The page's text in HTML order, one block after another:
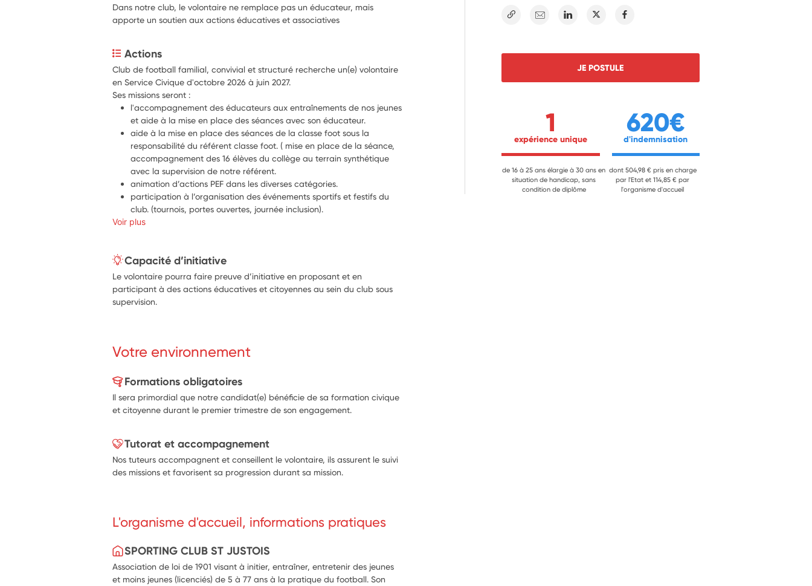
Dans notre club, le volontaire ne remplace pas un éducateur, mais
apporte un soutien aux actions éducatives et associatives
Actions
Club de football familial, convivial et structuré recherche un(e) volontaire
l'accompagnement des éducateurs aux entraînements de nos jeunes
et aide à la mise en place des séances avec son éducateur.
aide à la mise en place des séances de la classe foot sous la
responsabilité du référent classe foot. ( mise en place de la séance,
accompagnement des 16 élèves du collège au terrain synthétique
avec la supervision de notre référent.
animation d’actions PEF dans les diverses catégories.
participation à l’organisation des événements sportifs et festifs du
club. (tournois, portes ouvertes, journée inclusion).
Voir plus
Capacité d’initiative
Le volontaire pourra faire preuve d’initiative en proposant et en
participant à des actions éducatives et citoyennes au sein du club sous
supervision.
Votre environnement
Formations obligatoires
Il sera primordial que notre candidat(e) bénéficie de sa formation civique
et citoyenne durant le premier trimestre de son engagement.
Tutorat et accompagnement
Nos tuteurs accompagnent et conseillent le volontaire, ils assurent le suivi
des missions et favorisent sa progression durant sa mission.
L'organisme d'accueil, informations pratiques
SPORTING CLUB ST JUSTOIS
Association de loi de 1901 visant à initier, entraîner, entretenir des jeunes
et moins jeunes (licenciés) de 5 à 77 ans à la pratique du football. Son
E-mail Linkedin Twitter
JE POSTULE
1
expérience unique
de 16 à 25 ans élargie à 30 ans en
situation de handicap, sans
condition de diplôme
620€
d'indemnisation
dont 504,98 € pris en charge
par l'Etat et 114,85 € par
l'organisme d'accueil